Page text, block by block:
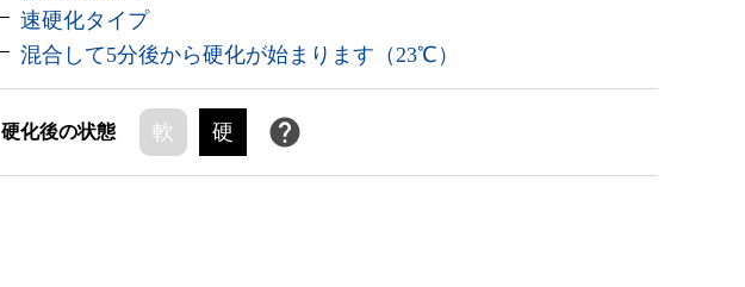
速硬化タイプ
混合して5分後から硬化が始まります（23℃）
硬化後の状態 軟 硬